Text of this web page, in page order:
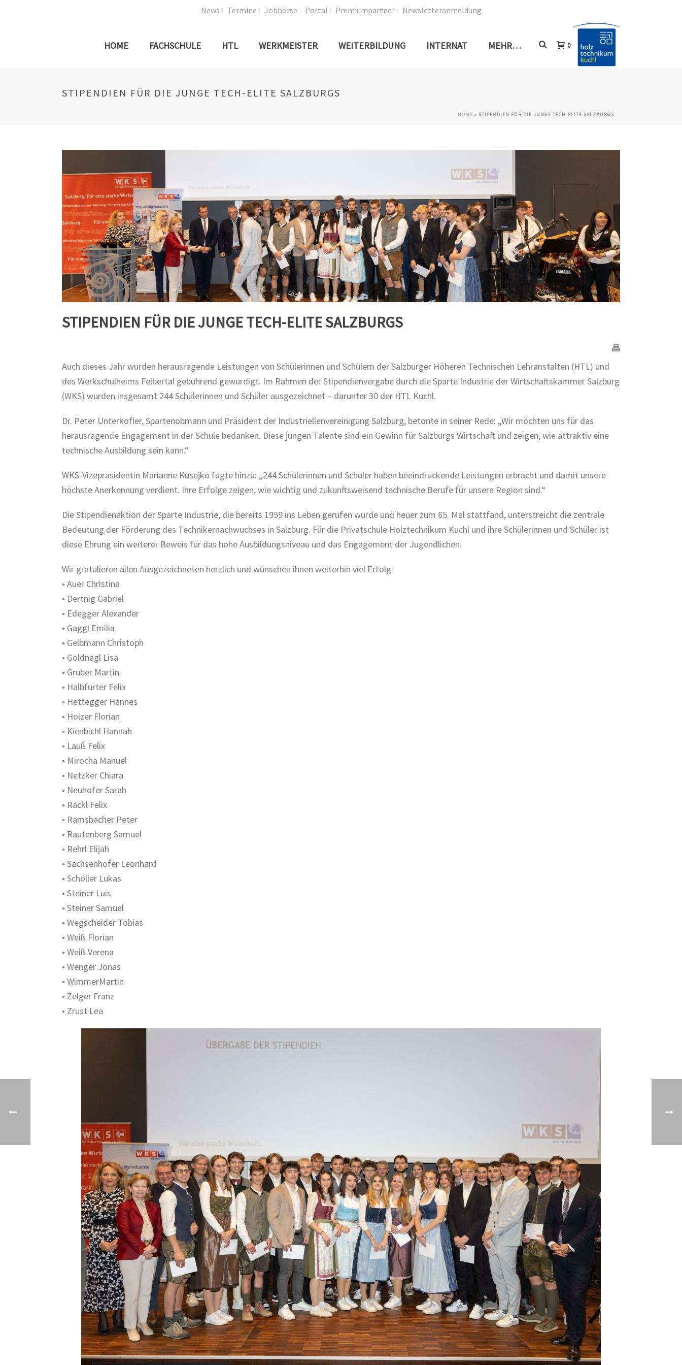
News Termine Jobbörse Portal Premiumpartner Newsletteranmeldung
HOME FACHSCHULE HTL WERKMEISTER WEITERBILDUNG INTERNAT MEHR… 0
STIPENDIEN FÜR DIE JUNGE TECH-ELITE SALZBURGS
HOME » STIPENDIEN FÜR DIE JUNGE TECH-ELITE SALZBURGS
STIPENDIEN FÜR DIE JUNGE TECH-ELITE SALZBURGS
Auch dieses Jahr wurden herausragende Leistungen von Schülerinnen und Schülern der Salzburger Höheren Technischen Lehranstalten (HTL) und
des Werkschulheims Felbertal gebührend gewürdigt. Im Rahmen der Stipendienvergabe durch die Sparte Industrie der Wirtschaftskammer Salzburg
(WKS) wurden insgesamt 244 Schülerinnen und Schüler ausgezeichnet – darunter 30 der HTL Kuchl.
Dr. Peter Unterkofler, Spartenobmann und Präsident der Industriellenvereinigung Salzburg, betonte in seiner Rede: „Wir möchten uns für das
herausragende Engagement in der Schule bedanken. Diese jungen Talente sind ein Gewinn für Salzburgs Wirtschaft und zeigen, wie attraktiv eine
technische Ausbildung sein kann.“
WKS-Vizepräsidentin Marianne Kusejko fügte hinzu: „244 Schülerinnen und Schüler haben beeindruckende Leistungen erbracht und damit unsere
höchste Anerkennung verdient. Ihre Erfolge zeigen, wie wichtig und zukunftsweisend technische Berufe für unsere Region sind.“
Die Stipendienaktion der Sparte Industrie, die bereits 1959 ins Leben gerufen wurde und heuer zum 65. Mal stattfand, unterstreicht die zentrale
Bedeutung der Förderung des Technikernachwuchses in Salzburg. Für die Privatschule Holztechnikum Kuchl und ihre Schülerinnen und Schüler ist
diese Ehrung ein weiterer Beweis für das hohe Ausbildungsniveau und das Engagement der Jugendlichen.
Wir gratulieren allen Ausgezeichneten herzlich und wünschen ihnen weiterhin viel Erfolg:
• Auer Christina
• Dertnig Gabriel
• Edegger Alexander
• Gaggl Emilia
• Gelbmann Christoph
• Goldnagl Lisa
• Gruber Martin
• Halbfurter Felix
• Hettegger Hannes
• Holzer Florian
• Kienbichl Hannah
• Lauß Felix
• Mirocha Manuel
• Netzker Chiara
• Neuhofer Sarah
• Rackl Felix
• Ramsbacher Peter
• Rautenberg Samuel
• Rehrl Elijah
• Sachsenhofer Leonhard
• Schöller Lukas
• Steiner Luis
• Steiner Samuel
• Wegscheider Tobias
• Weiß Florian
• Weiß Verena
• Wenger Jonas
• WimmerMartin
• Zelger Franz
• Zrust Lea